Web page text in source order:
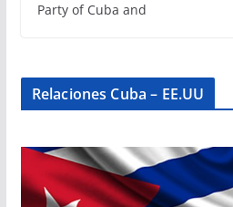
Party of Cuba and
Relaciones Cuba – EE.UU